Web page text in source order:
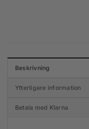
Beskrivning
Ytterligare information
Betala med Klarna